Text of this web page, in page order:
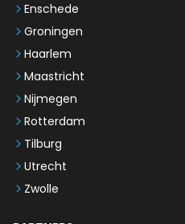
Enschede
Groningen
Haarlem
Maastricht
Nijmegen
Rotterdam
Tilburg
Utrecht
Zwolle